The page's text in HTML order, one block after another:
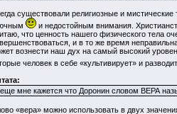
существовали религиозные и
и недостойным внимания.
что ценность нашего физического тела
и в то же время
вознести наш дух на самый высокий
человек в себе «культивирует» и
мне кажется что Доронин словом ВЕРА
«вера» можно использовать в двух